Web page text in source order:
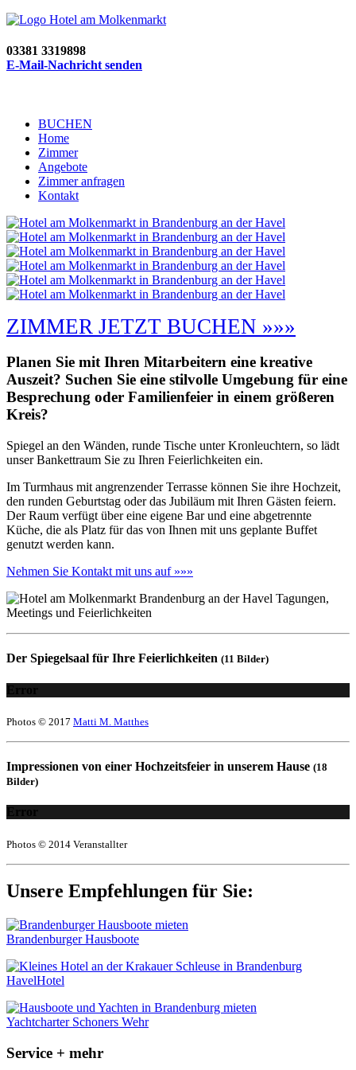
03381 3319898
E-Mail-Nachricht senden
BUCHEN
Home
Zimmer
Angebote
Zimmer anfragen
Kontakt
ZIMMER JETZT BUCHEN »»»
Planen Sie mit Ihren Mitarbeitern eine kreative
Auszeit? Suchen Sie eine stilvolle Umgebung für eine
Besprechung oder Familienfeier in einem größeren
Kreis?
Spiegel an den Wänden, runde Tische unter Kronleuchtern, so lädt
unser Bankettraum Sie zu Ihren Feierlichkeiten ein.
Im Turmhaus mit angrenzender Terrasse können Sie ihre Hochzeit,
den runden Geburtstag oder das Jubiläum mit Ihren Gästen feiern.
Der Raum verfügt über eine eigene Bar und eine abgetrennte
Küche, die als Platz für das von Ihnen mit uns geplante Buffet
genutzt werden kann.
Nehmen Sie Kontakt mit uns auf »»»
Der Spiegelsaal für Ihre Feierlichkeiten (11 Bilder)
Error
Photos © 2017 Matti M. Matthes
Impressionen von einer Hochzeitsfeier in unserem Hause (18
Bilder)
Error
Photos © 2014 Veranstallter
Unsere Empfehlungen für Sie:
Brandenburger Hausboote
HavelHotel
Yachtcharter Schoners Wehr
Service + mehr